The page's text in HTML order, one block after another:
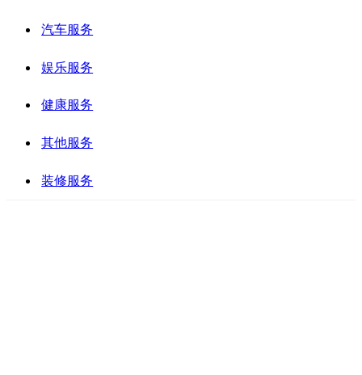
汽车服务
娱乐服务
健康服务
其他服务
装修服务